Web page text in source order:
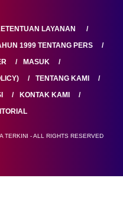
LAYANAN
1999 TENTANG PERS
MASUK
TENTANG KAMI
KONTAK KAMI
TERKINI - ALL RIGHTS RESERVED